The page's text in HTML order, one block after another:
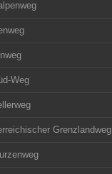
Weg
Grenzlandweg